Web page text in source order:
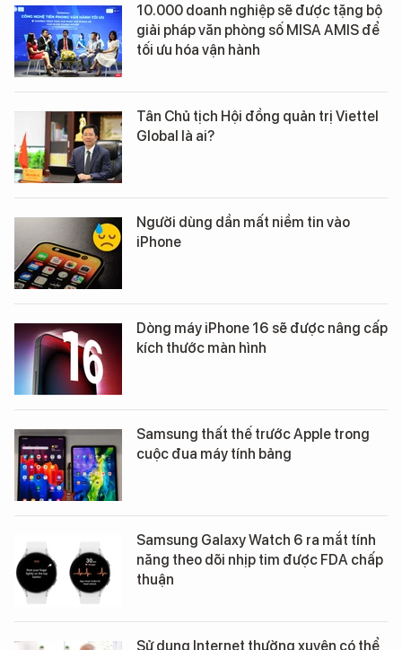
10.000 doanh nghiệp sẽ được tặng bộ
giải pháp văn phòng số MISA AMIS để
tối ưu hóa vận hành
Tân Chủ tịch Hội đồng quản trị Viettel
Global là ai?
Người dùng dần mất niềm tin vào
iPhone
Dòng máy iPhone 16 sẽ được nâng cấp
kích thước màn hình
Samsung thất thế trước Apple trong
cuộc đua máy tính bảng
Samsung Galaxy Watch 6 ra mắt tính
năng theo dõi nhịp tim được FDA chấp
thuận
Sử dụng Internet thường xuyên có thể